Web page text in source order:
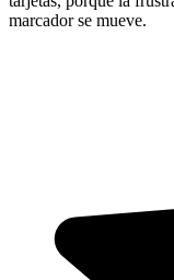
marcador se mueve.